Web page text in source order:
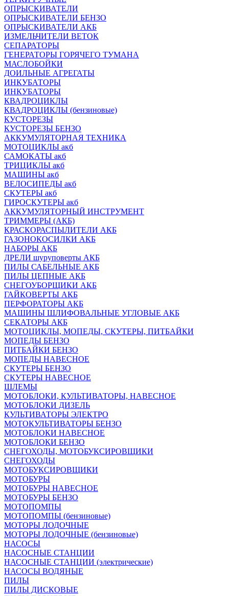
ОПРЫСКИВАТЕЛИ
ОПРЫСКИВАТЕЛИ БЕНЗО
ОПРЫСКИВАТЕЛИ АКБ
ИЗМЕЛЬЧИТЕЛИ ВЕТОК
СЕПАРАТОРЫ
ГЕНЕРАТОРЫ ГОРЯЧЕГО ТУМАНА
МАСЛОБОЙКИ
ДОИЛЬНЫЕ АГРЕГАТЫ
ИНКУБАТОРЫ
ИНКУБАТОРЫ
КВАДРОЦИКЛЫ
КВАДРОЦИКЛЫ (бензиновые)
КУСТОРЕЗЫ
КУСТОРЕЗЫ БЕНЗО
АККУМУЛЯТОРНАЯ ТЕХНИКА
МОТОЦИКЛЫ акб
САМОКАТЫ акб
ТРИЦИКЛЫ акб
МАШИНЫ акб
ВЕЛОСИПЕДЫ акб
СКУТЕРЫ акб
ГИРОСКУТЕРЫ акб
АККУМУЛЯТОРНЫЙ ИНСТРУМЕНТ
ТРИММЕРЫ (АКБ)
КРАСКОРАСПЫЛИТЕЛИ АКБ
ГАЗОНОКОСИЛКИ АКБ
НАБОРЫ АКБ
ДРЕЛИ шуруповерты АКБ
ПИЛЫ САБЕЛЬНЫЕ АКБ
ПИЛЫ ЦЕПНЫЕ АКБ
СНЕГОУБОРЩИКИ АКБ
ГАЙКОВЕРТЫ АКБ
ПЕРФОРАТОРЫ АКБ
МАШИНЫ ШЛИФОВАЛЬНЫЕ УГЛОВЫЕ АКБ
СЕКАТОРЫ АКБ
МОТОЦИКЛЫ, МОПЕДЫ, СКУТЕРЫ, ПИТБАЙКИ
МОПЕДЫ БЕНЗО
ПИТБАЙКИ БЕНЗО
МОПЕДЫ НАВЕСНОЕ
СКУТЕРЫ БЕНЗО
СКУТЕРЫ НАВЕСНОЕ
ШЛЕМЫ
МОТОБЛОКИ, КУЛЬТИВАТОРЫ, НАВЕСНОЕ
МОТОБЛОКИ ДИЗЕЛЬ
КУЛЬТИВАТОРЫ ЭЛЕКТРО
МОТОКУЛЬТИВАТОРЫ БЕНЗО
МОТОБЛОКИ НАВЕСНОЕ
МОТОБЛОКИ БЕНЗО
СНЕГОХОДЫ, МОТОБУКСИРОВЩИКИ
СНЕГОХОДЫ
МОТОБУКСИРОВЩИКИ
МОТОБУРЫ
МОТОБУРЫ НАВЕСНОЕ
МОТОБУРЫ БЕНЗО
МОТОПОМПЫ
МОТОПОМПЫ (бензиновые)
МОТОРЫ ЛОДОЧНЫЕ
МОТОРЫ ЛОДОЧНЫЕ (бензиновые)
НАСОСЫ
НАСОСНЫЕ СТАНЦИИ
НАСОСНЫЕ СТАНЦИИ (электрические)
НАСОСЫ ВОДЯНЫЕ
ПИЛЫ
ПИЛЫ ДИСКОВЫЕ